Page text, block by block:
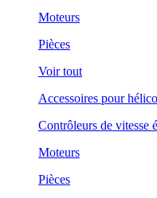
Moteurs
Pièces
Voir tout
Accessoires pour
Contrôleurs de vitesse
Moteurs
Pièces